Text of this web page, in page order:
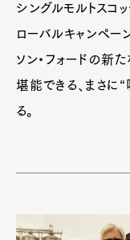
シングルモルトスコ
ローバルキャンペー
ソン・フォードの新
堪能できる、まさに
る。